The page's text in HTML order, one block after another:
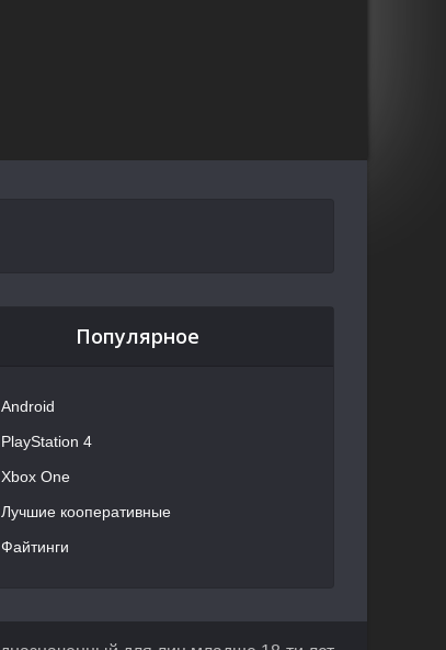
Популярное
Android
PlayStation 4
Xbox One
Лучшие кооперативные
Файтинги